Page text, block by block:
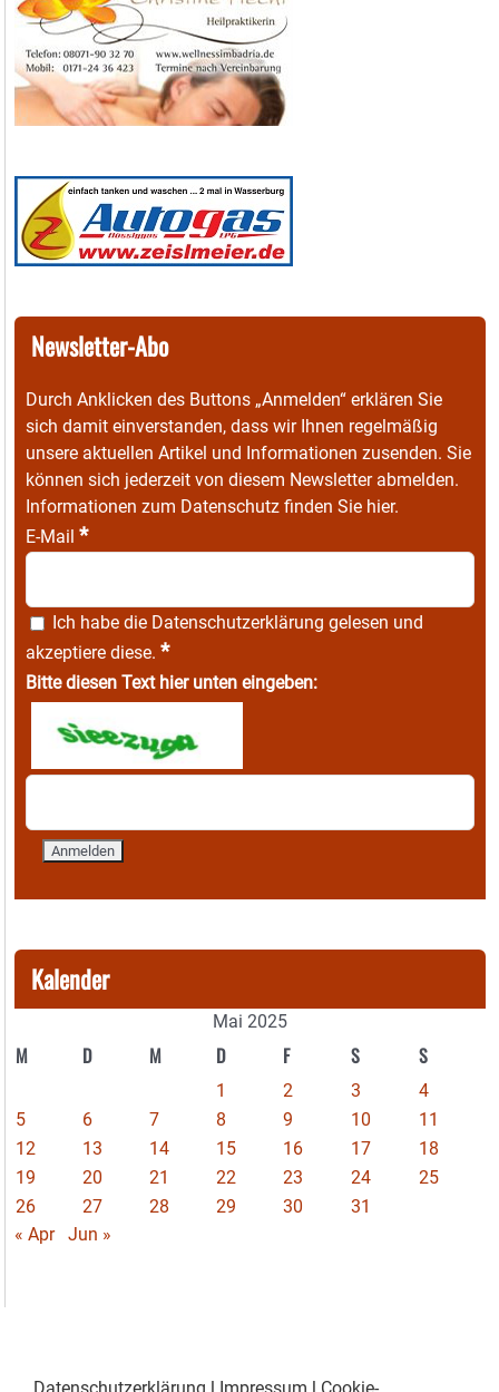
Newsletter-Abo
Durch Anklicken des Buttons „Anmelden“ erklären Sie
sich damit einverstanden, dass wir Ihnen regelmäßig
unsere aktuellen Artikel und Informationen zusenden. Sie
können sich jederzeit von diesem Newsletter abmelden.
Informationen zum Datenschutz finden Sie hier.
E-Mail *
Ich habe die Datenschutzerklärung gelesen und
akzeptiere diese. *
Bitte diesen Text hier unten eingeben:
Kalender
Mai 2025
M D M D F S S
1 2 3
4
5
6 7 8 9 10
11
12
13 14 15 16 17
18
19
20 21 22 23 24
25
26
27 28 29 30
31
« Apr
Jun »